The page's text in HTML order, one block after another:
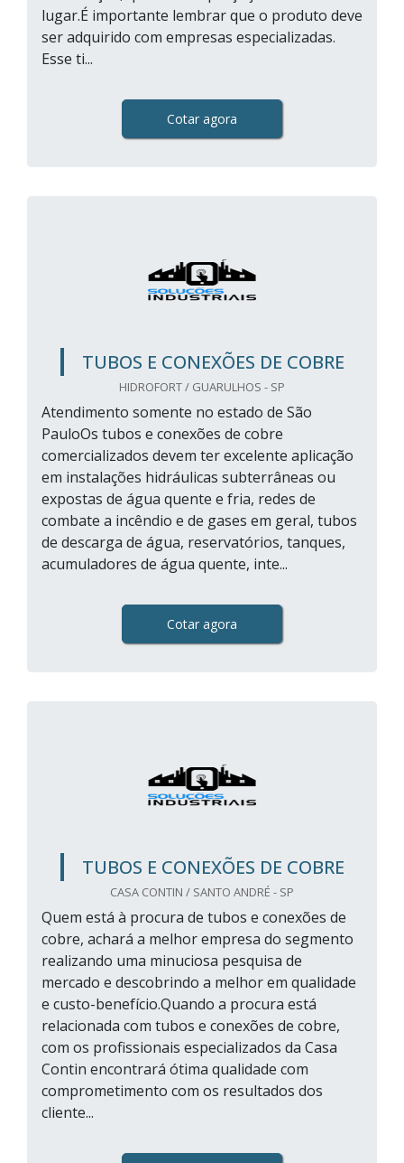
lugar.É importante lembrar que o produto deve
ser adquirido com empresas especializadas.
Esse ti...
Cotar agora
TUBOS E CONEXÕES DE COBRE
HIDROFORT / GUARULHOS - SP
Atendimento somente no estado de São
PauloOs tubos e conexões de cobre
comercializados devem ter excelente aplicação
em instalações hidráulicas subterrâneas ou
expostas de água quente e fria, redes de
combate a incêndio e de gases em geral, tubos
de descarga de água, reservatórios, tanques,
acumuladores de água quente, inte...
Cotar agora
TUBOS E CONEXÕES DE COBRE
CASA CONTIN / SANTO ANDRÉ - SP
Quem está à procura de tubos e conexões de
cobre, achará a melhor empresa do segmento
realizando uma minuciosa pesquisa de
mercado e descobrindo a melhor em qualidade
e custo-benefício.Quando a procura está
relacionada com tubos e conexões de cobre,
com os profissionais especializados da Casa
Contin encontrará ótima qualidade com
comprometimento com os resultados dos
cliente...